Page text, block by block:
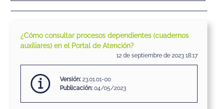
¿Cómo consultar procesos dependientes (cuadernos
auxiliares) en el Portal de Atención?
12 de septiembre de 2023 18:17
Versión: 23.01.01-00
Publicación: 04/05/2023